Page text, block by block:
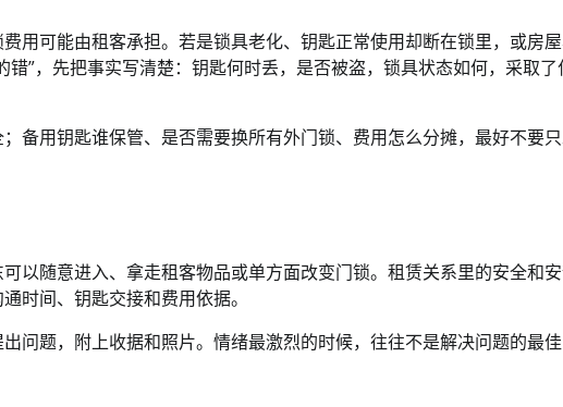
用可能由租客承担。若是锁具老化、钥匙正常使用却断在锁里，或房
”，先把事实写清楚：钥匙何时丢，是否被盗，锁具状态如何，采取了
备用钥匙谁保管、是否需要换所有外门锁、费用怎么分摊，最好不要
以随意进入、拿走租客物品或单方面改变门锁。租赁关系里的安全和
时间、钥匙交接和费用依据。
问题，附上收据和照片。情绪最激烈的时候，往往不是解决问题的最